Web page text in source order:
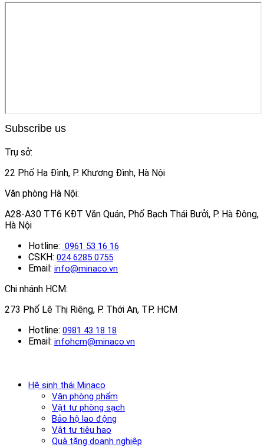
Subscribe us
Trụ sở:
22 Phố Hạ Đình, P. Khương Đình, Hà Nội
Văn phòng Hà Nội:
A28-A30 TT6 KĐT Văn Quán, Phố Bạch Thái Bưởi, P. Hà Đông,
Hà Nội
Hotline: 0961 53 16 16
CSKH: 024 6285 0755
Email: info@minaco.vn
Chi nhánh HCM:
273 Phố Lê Thị Riêng, P. Thới An, TP. HCM
Hotline: 0981 43 18 18
Email: infohcm@minaco.vn
Hệ sinh thái Minaco
Văn phòng phẩm
Vật tư phòng sạch
Bảo hộ lao động
Vật tư tiêu hao
Quà tặng doanh nghiệp